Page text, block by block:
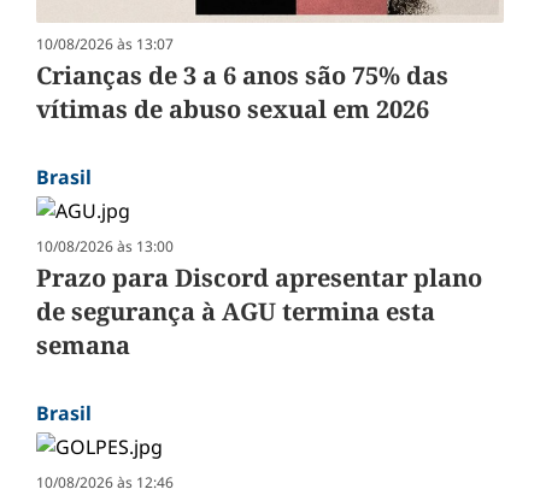
10/08/2026 às 13:07
Crianças de 3 a 6 anos são 75% das
vítimas de abuso sexual em 2026
Brasil
10/08/2026 às 13:00
Prazo para Discord apresentar plano
de segurança à AGU termina esta
semana
Brasil
10/08/2026 às 12:46